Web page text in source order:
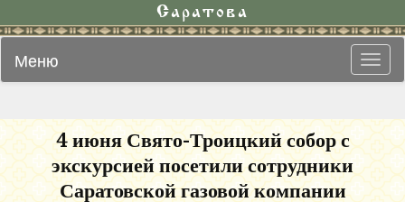
Саратова
Меню
4 июня Свято-Троицкий собор с
экскурсией посетили сотрудники
Саратовской газовой компании